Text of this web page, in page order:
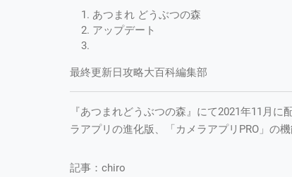
あつまれ どうぶつの森
アップデート
最終更新日攻略大百科編集部
『あつまれどうぶつの森』にて2021年11月
ラアプリの進化版、「カメラアプリPRO」の
記事：chiro